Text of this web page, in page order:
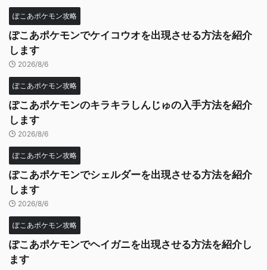
ぽこあポケモン攻略
ぽこあポケモンでケイコウオを出現させる方法を紹介
します
2026/8/6
ぽこあポケモン攻略
ぽこあポケモンのキラキラしんじゅの入手方法を紹介
します
2026/8/6
ぽこあポケモン攻略
ぽこあポケモンでシェルダーを出現させる方法を紹介
します
2026/8/6
ぽこあポケモン攻略
ぽこあポケモンでヘイガニを出現させる方法を紹介し
ます